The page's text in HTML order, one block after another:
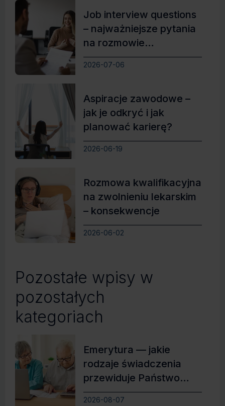
Job interview questions
– najważniejsze pytania
na rozmowie
kwalifikacyjnej po
angielsku
2026-07-06
Aspiracje zawodowe –
jak je odkryć i jak
planować karierę?
2026-06-19
Rozmowa kwalifikacyjna
na zwolnieniu lekarskim
– konsekwencje
2026-06-02
Pozostałe wpisy w
pozostałych
kategoriach
Emerytura — jakie
rodzaje świadczenia
przewiduje Państwo
Polskie?
2026-08-07